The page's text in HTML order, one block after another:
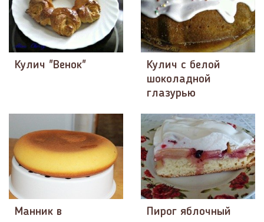
Кулич "Венок"
Кулич с белой
шоколадной
глазурью
Манник в
Пирог яблочный